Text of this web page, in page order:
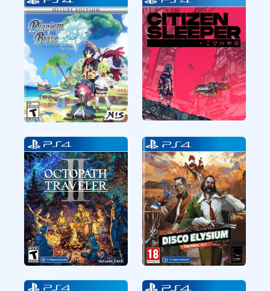
Dragon Quest XI S
Echoes of an Elusive
Age Definitive
Edition
Monster Hunter
Stories
Phantom Brave The
Lost Hero
Citizen Sleeper